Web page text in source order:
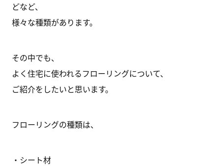
どなど、
様々な種類があります。
その中でも、
よく住宅に使われるフローリングについて、
ご紹介をしたいと思います。
フローリングの種類は、
・シート材